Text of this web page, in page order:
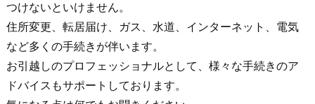
つけないといけません。
住所変更、転居届け、ガス、水道、インターネット、電気
など多くの手続きが伴います。
お引越しのプロフェッショナルとして、様々な手続きのア
ドバイスもサポートしております。